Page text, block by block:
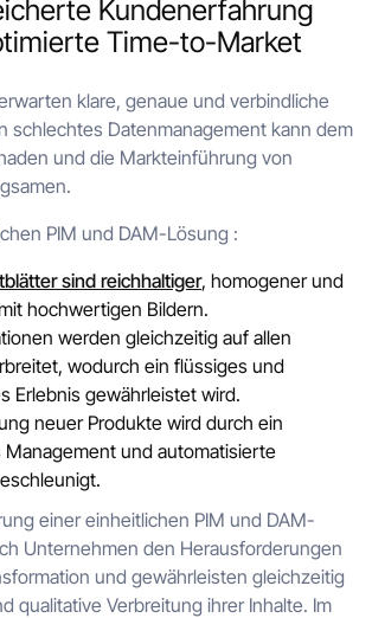
Kundenerfahrung
Time-to-Market
klare, genaue und verbindliche
schlechtes Datenmanagement kann dem
und die Markteinführung von
PIM und DAM-Lösung :
sind reichhaltiger, homogener und
hochwertigen Bildern.
werden gleichzeitig auf allen
wodurch ein flüssiges und
Erlebnis gewährleistet wird.
neuer Produkte wird durch ein
und automatisierte
einer einheitlichen PIM und DAM-
Unternehmen den Herausforderungen
und gewährleisten gleichzeitig
qualitative Verbreitung ihrer Inhalte. Im